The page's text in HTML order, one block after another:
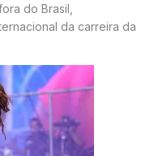
do Brasil,
da carreira da